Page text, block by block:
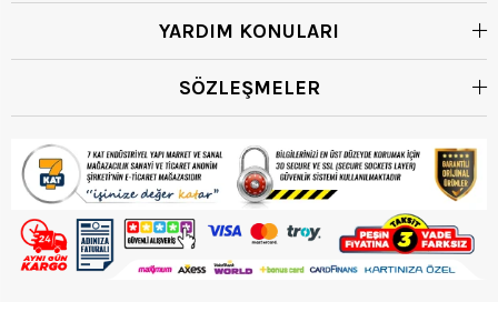
YARDIM KONULARI
SÖZLEŞMELER